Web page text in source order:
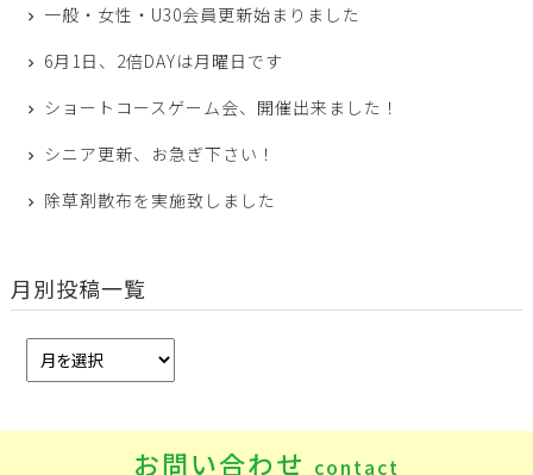
一般・女性・U30会員更新始まりました
6月1日、2倍DAYは月曜日です
ショートコースゲーム会、開催出来ました！
シニア更新、お急ぎ下さい！
除草剤散布を実施致しました
月別投稿一覧
お問い合わせ contact